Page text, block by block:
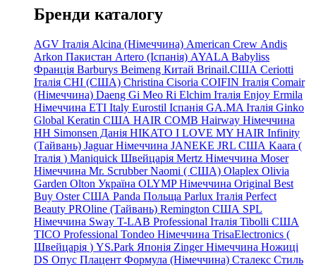
Бренди каталогу
AGV Італія Alcina (Німеччина) American Crew Andis
Arkon Пакистан Artero (Іспанія) AYALA Babyliss
Франція Barburys Beimeng Китай Brinail.США Ceriotti
Італія CHI (США) Christina Cisoria COIFIN Італія Comair
(Німеччина) Daeng Gi Meo Ri Elchim Італія Enjoy Ermila
Німеччина ETI Italy Eurostil Іспанія GA.MA Італія Ginko
Global Keratin США HAIR COMB Hairway Німеччина
HH Simonsen Данія HIKATO I LOVE MY HAIR Infinity
(Тайвань) Jaguar Німеччина JANEKE JRL США Kaara (
Італія ) Maniquick Швейцарія Mertz Німеччина Moser
Німеччина Mr. Scrubber Naomi ( США) Olaplex Olivia
Garden Olton Україна OLYMP Німеччина Original Best
Buy Oster США Panda Польща Parlux Італія Perfect
Beauty PROline (Тайвань) Remington США SPL
Німеччина Sway T-LAB Professional Італія Tibolli США
TICO Professional Tondeo Німеччина TrisaElectronics (
Швейцарія ) YS.Park Японія Zinger Німеччина Ножиці
DS Опус Плацент Формула (Німеччина) Сталекс Стиль